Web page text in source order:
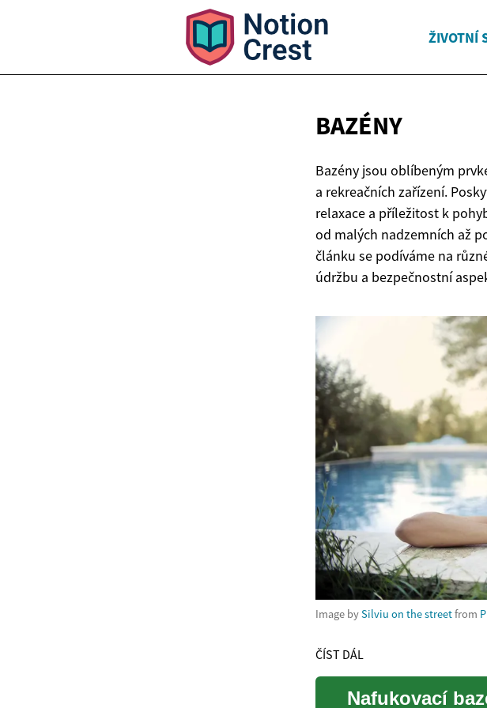
ŽIVOTNÍ
BAZÉNY
Bazény jsou oblíbeným
a rekreačních zařízení.
relaxace a příležitost k
od malých nadzemních až
článku se podíváme na
údržbu a bezpečnostní
Image bySilviu on the streetfrom
ČÍST DÁL